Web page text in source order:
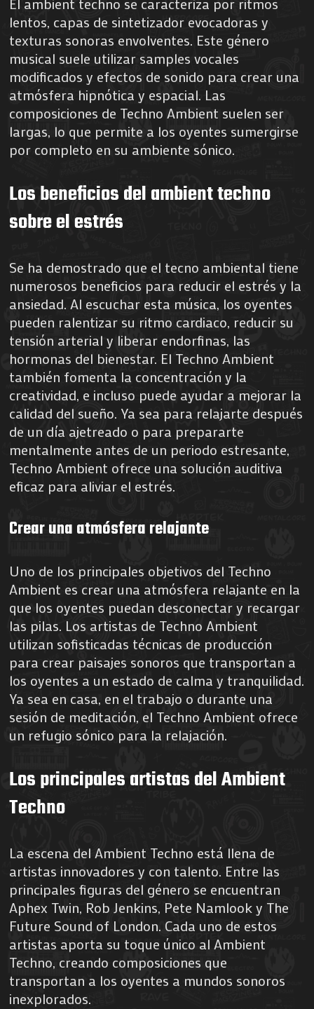
lentos, capas de sintetizador evocadoras y
texturas sonoras envolventes. Este género
musical suele utilizar samples vocales
modificados y efectos de sonido para crear una
atmósfera hipnótica y espacial. Las
composiciones de Techno Ambient suelen ser
largas, lo que permite a los oyentes sumergirse
por completo en su ambiente sónico.
Los beneficios del ambient techno
sobre el estrés
Se ha demostrado que el tecno ambiental tiene
numerosos beneficios para reducir el estrés y la
ansiedad. Al escuchar esta música, los oyentes
pueden ralentizar su ritmo cardiaco, reducir su
tensión arterial y liberar endorfinas, las
hormonas del bienestar. El Techno Ambient
también fomenta la concentración y la
creatividad, e incluso puede ayudar a mejorar la
calidad del sueño. Ya sea para relajarte después
de un día ajetreado o para prepararte
mentalmente antes de un periodo estresante,
Techno Ambient ofrece una solución auditiva
eficaz para aliviar el estrés.
Crear una atmósfera relajante
Uno de los principales objetivos del Techno
Ambient es crear una atmósfera relajante en la
que los oyentes puedan desconectar y recargar
las pilas. Los artistas de Techno Ambient
utilizan sofisticadas técnicas de producción
para crear paisajes sonoros que transportan a
los oyentes a un estado de calma y tranquilidad.
Ya sea en casa, en el trabajo o durante una
sesión de meditación, el Techno Ambient ofrece
un refugio sónico para la relajación.
Los principales artistas del Ambient
Techno
La escena del Ambient Techno está llena de
artistas innovadores y con talento. Entre las
principales figuras del género se encuentran
Aphex Twin, Rob Jenkins, Pete Namlook y The
Future Sound of London. Cada uno de estos
artistas aporta su toque único al Ambient
Techno, creando composiciones que
transportan a los oyentes a mundos sonoros
inexplorados.